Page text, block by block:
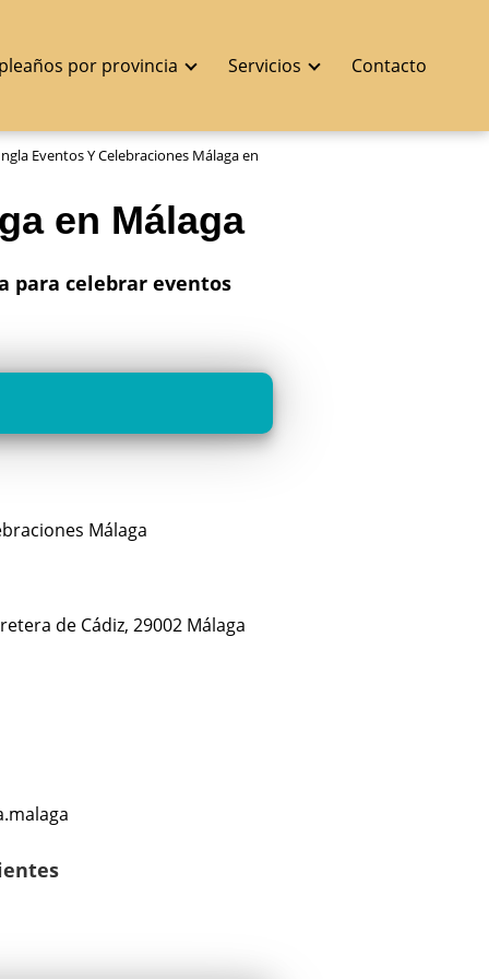
por provincia Servicios Contacto
Eventos Y Celebraciones Málaga en
en Málaga
para celebrar eventos
Málaga
de Cádiz, 29002 Málaga